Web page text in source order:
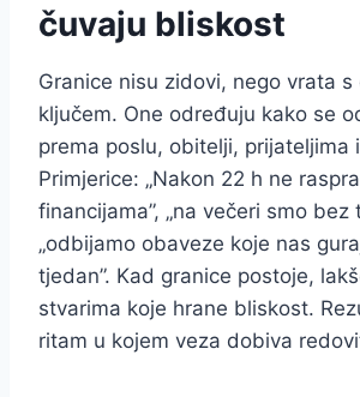
čuvaju bliskost
Granice nisu zidovi, nego vrata s
ključem. One određuju kako se
prema poslu, obitelji, prijateljima
Primjerice: „Nakon 22 h ne
financijama”, „na večeri smo bez
„odbijamo obaveze koje nas
tjedan”. Kad granice postoje,
stvarima koje hrane bliskost.
ritam u kojem veza dobiva